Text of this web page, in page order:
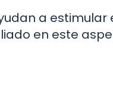
a estimular
en este